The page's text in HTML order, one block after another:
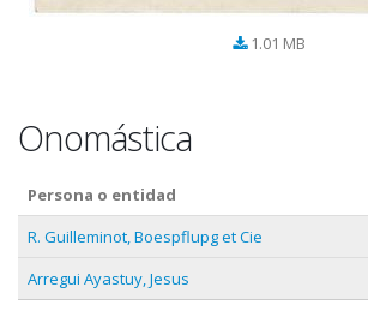
1.01 MB
Onomástica
Persona o entidad
R. Guilleminot, Boespflupg et Cie
Arregui Ayastuy, Jesus